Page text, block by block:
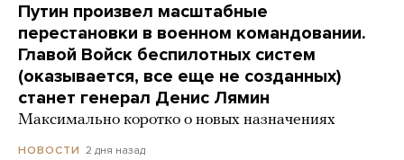
Путин произвел масштабные
перестановки в военном командовании.
Главой Войск беспилотных систем
(оказывается, все еще не созданных)
станет генерал Денис Лямин
Максимально коротко о новых назначениях
НОВОСТИ 2 дня назад